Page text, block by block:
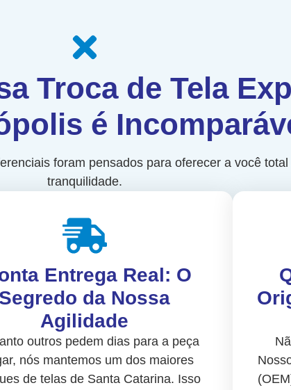
Troca de Tela
é
foram pensados para oferecer a você
tranquilidade.
Entrega Real: O
Segredo da Nossa
Agilidade
outros pedem dias para a peça
nós mantemos um dos maiores
de telas de Santa Catarina. Isso